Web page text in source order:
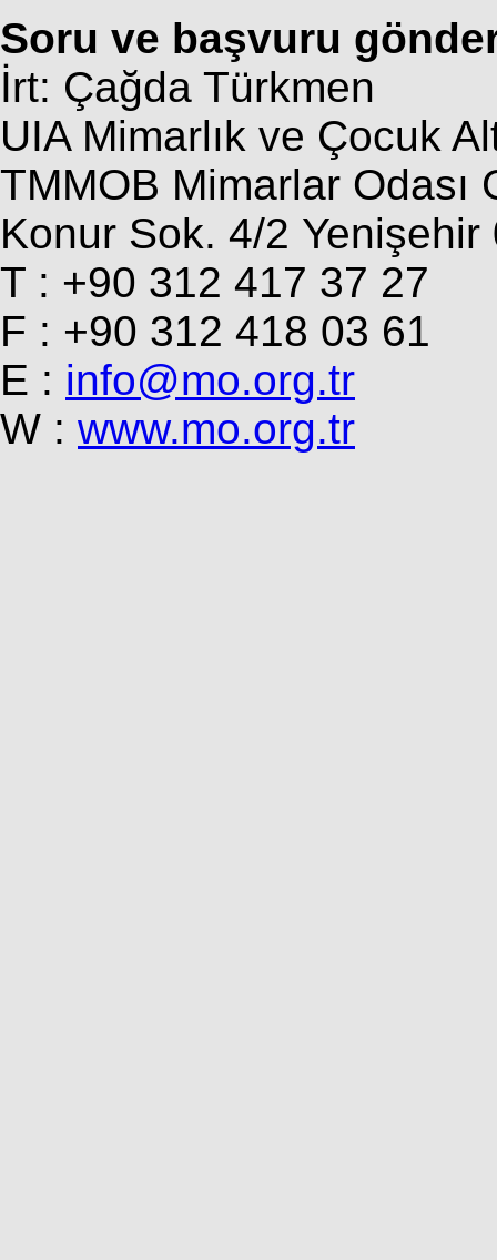
Soru ve başvuru
İrt: Çağda Türkmen
UIA Mimarlık ve Çocuk
TMMOB Mimarlar Odası
Konur Sok. 4/2
T : +90 312 417 37 27
F : +90 312 418 03 61
E : info@mo.org.tr
W : www.mo.org.tr